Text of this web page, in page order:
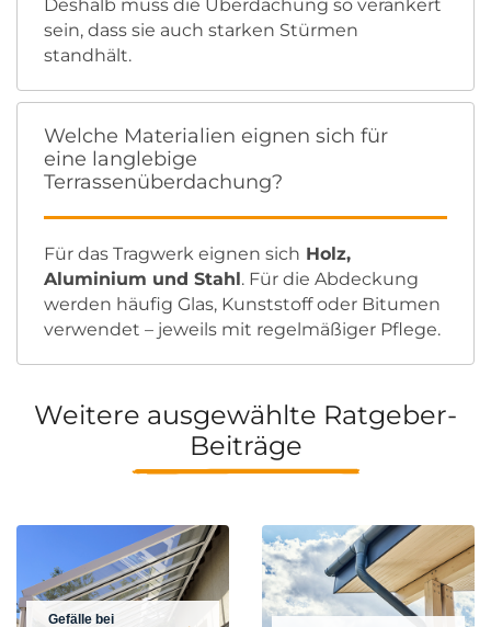
Deshalb muss die Überdachung so verankert
sein, dass sie auch starken Stürmen
standhält.
Welche Materialien eignen sich für
eine langlebige
Terrassenüberdachung?
Für das Tragwerk eignen sich Holz,
Aluminium und Stahl. Für die Abdeckung
werden häufig Glas, Kunststoff oder Bitumen
verwendet – jeweils mit regelmäßiger Pflege.
Weitere ausgewählte Ratgeber-
Beiträge
Gefälle bei